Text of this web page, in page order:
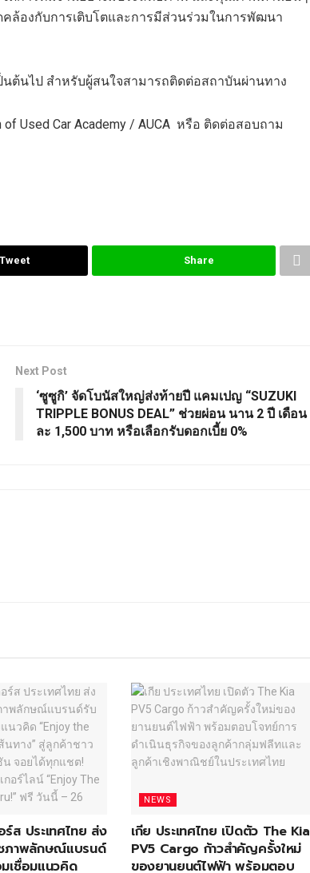
ล้องกับการเติบโตและการมีส่วนร่วมในการพัฒนา
นต้นไป สำหรับผู้สนใจสามารถติดต่อสถาบันผ่านทาง
Used Car Academy / AUCA หรือ ติดต่อสอบถาม
Tweet Share
Next Post
‘ซูซูกิ’ จัดโบนัสใหญ่ส่งท้ายปี แคมเปญ “SUZUKI
TRIPPLE BONUS DEAL” ช่วยผ่อน นาน 2 ปี เดือน
ละ 1,500 บาท หรือเลือกรับดอกเบี้ย 0%
ส ประเทศไทย ส่ง
ภาพลักษณ์แบรนด์
เชื่อมแนวคิด
NEWS
เกีย ประเทศไทย เปิดตัว The Kia
PV5 Cargo ก้าวสำคัญครั้งใหม่
ของยานยนต์ไฟฟ้า พร้อมตอบ